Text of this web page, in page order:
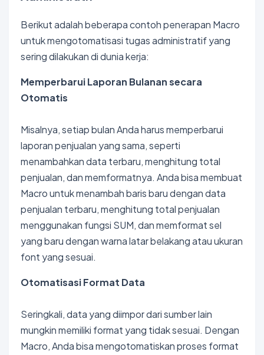
Berikut adalah beberapa contoh penerapan Macro
untuk mengotomatisasi tugas administratif yang
sering dilakukan di dunia kerja:
Memperbarui Laporan Bulanan secara
Otomatis
Misalnya, setiap bulan Anda harus memperbarui
laporan penjualan yang sama, seperti
menambahkan data terbaru, menghitung total
penjualan, dan memformatnya. Anda bisa membuat
Macro untuk menambah baris baru dengan data
penjualan terbaru, menghitung total penjualan
menggunakan fungsi SUM, dan memformat sel
yang baru dengan warna latar belakang atau ukuran
font yang sesuai.
Otomatisasi Format Data
Seringkali, data yang diimpor dari sumber lain
mungkin memiliki format yang tidak sesuai. Dengan
Macro, Anda bisa mengotomatiskan proses format